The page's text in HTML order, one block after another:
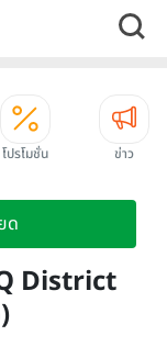
โปรโมชั่น ข่าว
ด
District